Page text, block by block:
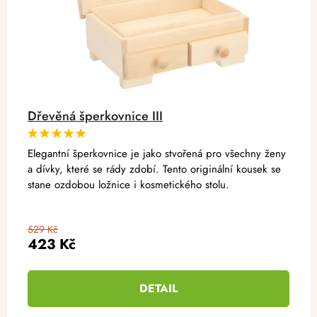
Dřevěná šperkovnice III
423 Kč
529 Kč
DETAIL
Elegantní šperkovnice je jako stvořená pro všechny ženy
a dívky, které se rády zdobí. Tento originální kousek se
stane ozdobou ložnice i kosmetického stolu.